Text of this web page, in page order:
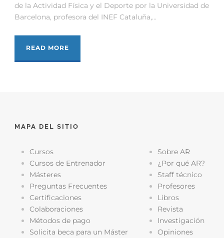
de la Actividad Física y el Deporte por la Universidad de
Barcelona, profesora del INEF Cataluña,...
READ MORE
MAPA DEL SITIO
Cursos
Cursos de Entrenador
Másteres
Preguntas Frecuentes
Certificaciones
Colaboraciones
Métodos de pago
Solicita beca para un Máster
Sobre AR
¿Por qué AR?
Staff técnico
Profesores
Libros
Revista
Investigación
Opiniones